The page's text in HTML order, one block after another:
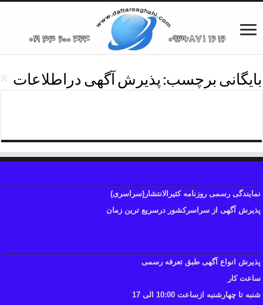
بایگانی برچسب: پذیرش آگهی دراطلاعات
نمایندگی رسمی روزنامه کثیرالانتشار(سراسری)
پذیرش آگهی از سراسرکشور درسریع ترین زمان
پذیرش انواع آگهی طبق تعرفه رسمی
ساعت کار
شنبه تا چهارشنبه ازساعت 10:00 الی 17